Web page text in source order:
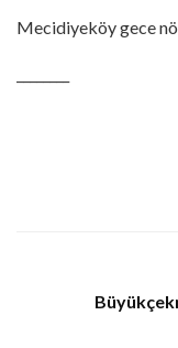
Mecidiyeköy gece